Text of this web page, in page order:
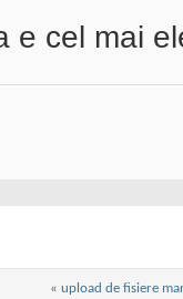
e cel mai
« upload de fisiere